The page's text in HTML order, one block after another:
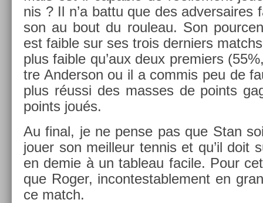
nis ? Il n’a battu que des
son au bout du rouleau. Son
est faib­le sur ses trois de­rni­ers
plus faib­le qu’aux deux pre­mi­ers
tre An­der­son ou il a com­mis peu de
plus réussi des mas­ses de points
points joués.
Au final, je ne pense pas que Stan
jouer son meil­leur ten­nis et qu’il doit
en demie à un tab­leau facile. Pour
que Roger, in­con­testab­le­ment en
ce match.